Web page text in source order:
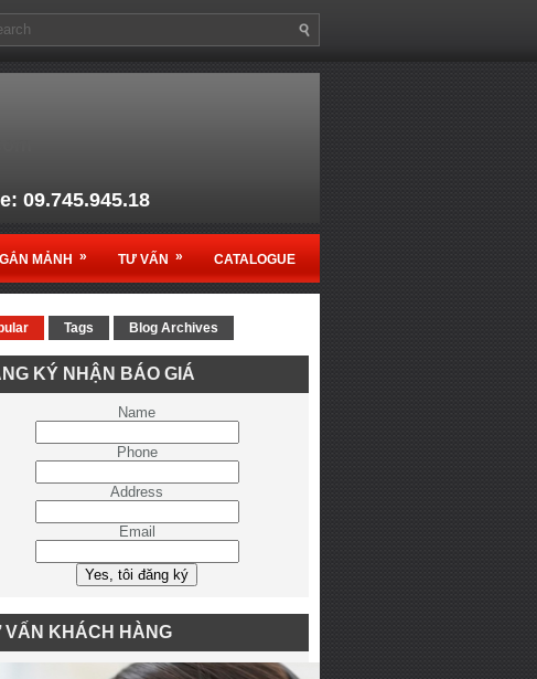
09.745.945.18
sản phẩm Ruko - Germany
Việt Nam
MẢNH » TƯ VẤN » CATALOGUE
Tags Blog Archives
KÝ NHẬN BÁO GIÁ
Name
Phone
Address
Email
VẤN KHÁCH HÀNG